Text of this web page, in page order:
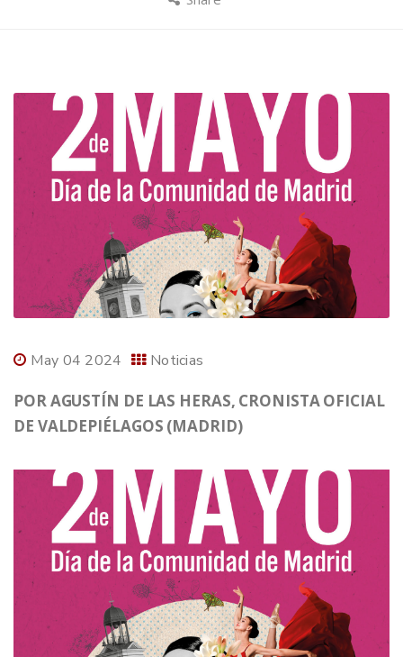
May 04 2024 Noticias
POR AGUSTÍN DE LAS HERAS, CRONISTA OFICIAL
DE VALDEPIÉLAGOS (MADRID)